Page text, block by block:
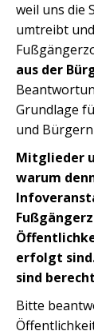
weil uns die
umtreibt
aus der
Grundlage
und
Mitglieder
warum
erfolgt
sind
Bitte